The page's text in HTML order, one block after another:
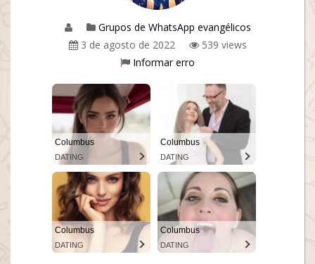
Grupos de WhatsApp evangélicos
3 de agosto de 2022
539 views
Informar erro
Columbus
DATING
Columbus
DATING
Columbus
DATING
Columbus
DATING